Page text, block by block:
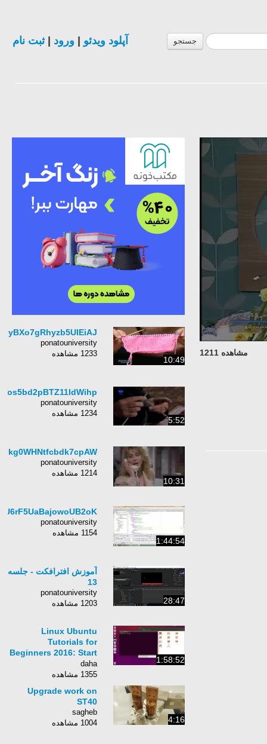
جستجو آپلود ویدئو ورود |ثبت نام
مشاهده 1211
10:49
BiyBXo7gRhyzb5UIEiAJ
ponatouniversity
1233 مشاهده
5:52
ponatouniversity
1234 مشاهده
10:31
ponatouniversity
1214 مشاهده
1:44:54
ponatouniversity
1154 مشاهده
28:47
آموزش افترافکت - جلسه
13
ponatouniversity
1203 مشاهده
1:58:52
Linux Ubuntu
Tutorials for
Beginners 2016: Start
Using Ubuntu Linux
Today!
daha
1355 مشاهده
4:16
Upgrade work on
ST40
sagheb
1004 مشاهده